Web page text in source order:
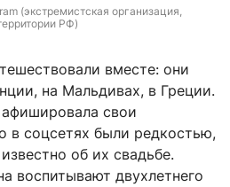
(экстремистская организация,
РФ)
вместе: они
на Мальдивах, в Греции.
свои
в соцсетях были редкостью,
об их свадьбе.
воспитывают двухлетнего